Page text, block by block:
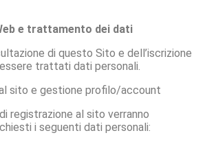
e trattamento dei dati
di questo Sito e dell’iscrizione
trattati dati personali.
sito e gestione profilo/account
registrazione al sito verranno
i seguenti dati personali: